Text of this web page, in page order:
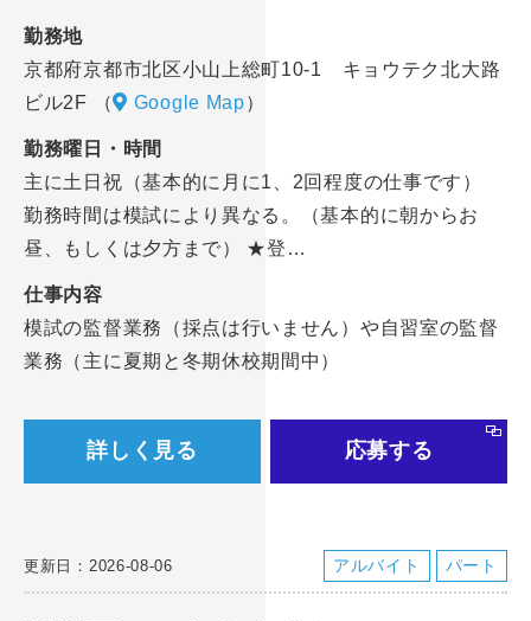
勤務地
京都府京都市北区小山上総町10-1 キョウテク北大路
ビル2F
（ Google Map）
勤務曜日・時間
主に土日祝（基本的に月に1、2回程度の仕事です）
勤務時間は模試により異なる。（基本的に朝からお
昼、もしくは夕方まで） ★登…
仕事内容
模試の監督業務（採点は行いません）や自習室の監督
業務（主に夏期と冬期休校期間中）
詳しく見る 応募する
更新日：2026-08-06 アルバイト パート